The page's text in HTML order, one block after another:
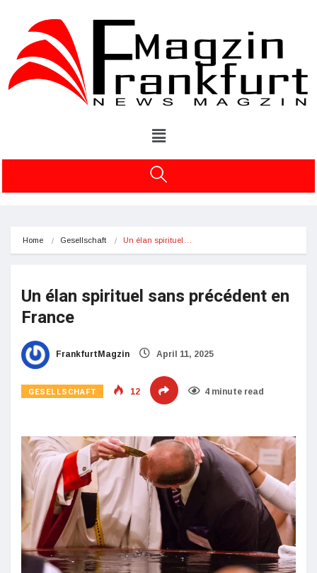
Home Gesellschaft Un élan spirituel…
Un élan spirituel sans précédent en
France
FrankfurtMagzin April 11, 2025
GESELLSCHAFT 12 4 minute read